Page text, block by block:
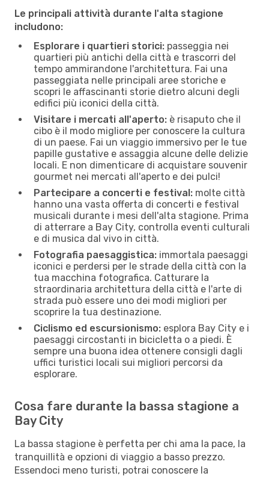
Le principali attività durante l'alta stagione
includono:
Esplorare i quartieri storici: passeggia nei
quartieri più antichi della città e trascorri del
tempo ammirandone l'architettura. Fai una
passeggiata nelle principali aree storiche e
scopri le affascinanti storie dietro alcuni degli
edifici più iconici della città.
Visitare i mercati all'aperto: è risaputo che il
cibo è il modo migliore per conoscere la cultura
di un paese. Fai un viaggio immersivo per le tue
papille gustative e assaggia alcune delle delizie
locali. E non dimenticare di acquistare souvenir
gourmet nei mercati all'aperto e dei pulci!
Partecipare a concerti e festival: molte città
hanno una vasta offerta di concerti e festival
musicali durante i mesi dell'alta stagione. Prima
di atterrare a Bay City, controlla eventi culturali
e di musica dal vivo in città.
Fotografia paesaggistica: immortala paesaggi
iconici e perdersi per le strade della città con la
tua macchina fotografica. Catturare la
straordinaria architettura della città e l'arte di
strada può essere uno dei modi migliori per
scoprire la tua destinazione.
Ciclismo ed escursionismo: esplora Bay City e i
paesaggi circostanti in bicicletta o a piedi. È
sempre una buona idea ottenere consigli dagli
uffici turistici locali sui migliori percorsi da
esplorare.
Cosa fare durante la bassa stagione a
Bay City
La bassa stagione è perfetta per chi ama la pace, la
tranquillità e opzioni di viaggio a basso prezzo.
Essendoci meno turisti, potrai conoscere la